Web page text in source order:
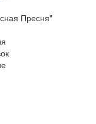
Пресня"